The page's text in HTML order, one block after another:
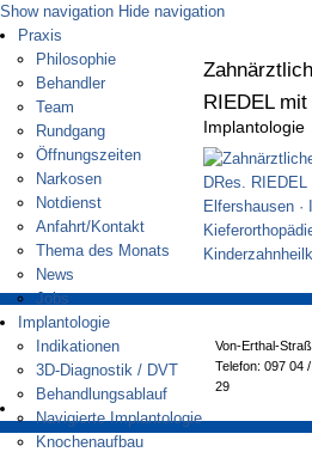
RIEDEL
Von-Erthal-
Telefon: 097 04
29
Show navigation Hide navigation
Praxis
Philosophie
Behandler
Team
Rundgang
Öffnungszeiten
Narkosen
Notdienst
Anfahrt/Kontakt
Thema des Monats
News
Jobs
Implantologie
Indikationen
3D-Diagnostik / DVT
Behandlungsablauf
Navigierte Implantologie
Knochenaufbau